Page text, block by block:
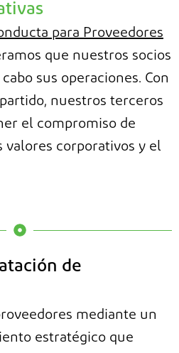
para Proveedores
que nuestros socios
sus operaciones. Con
nuestros terceros
el compromiso de
valores corporativos y el
de
mediante un
estratégico que